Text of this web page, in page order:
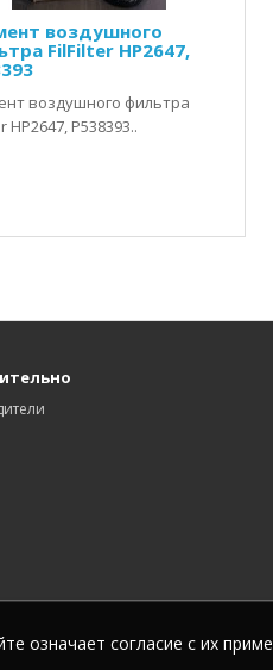
воздушного
FilFilter HP2647,
воздушного фильтра
HP2647, P538393..
означает согласие с их